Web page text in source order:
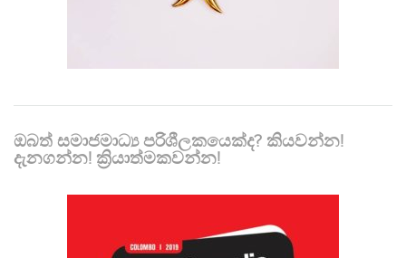
ඔබත් සමාජමාධ්‍ය පරිශීලකයෙක්ද? කියවන්න!
දැනගන්න! ක්‍රියාත්මකවන්න!